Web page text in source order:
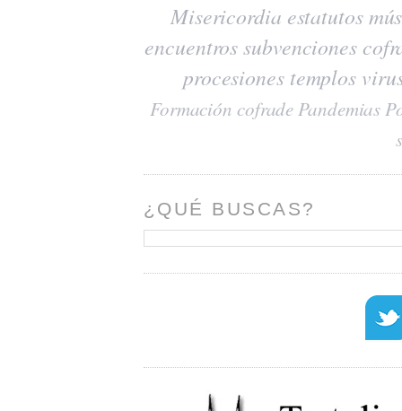
Misericordia estatutos
encuentrossubvenciones
procesiones templos
Formación cofradePandemias
¿QUÉ BUSCAS?